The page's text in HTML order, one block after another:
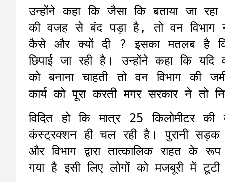
उन्होंने कहा कि जैसा कि बताया जा
की वजह से बंद पड़ा है, तो वन विभाग
कैसे और क्यों दी ? इसका मतलब है
छिपाई जा रही है। उन्होंने कहा कि
को बनाना चाहती तो वन विभाग की
कार्य को पूरा करती मगर सरकार ने तो
विदित हो कि मात्र 25 किलोमीटर
कंस्ट्रक्शन ही चल रही है। पुरानी सड़क
और विभाग द्वारा तात्कालिक राहत के
गया है इसी लिए लोगों को मजबूरी में